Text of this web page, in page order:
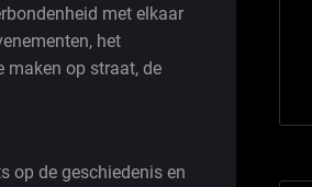
met elkaar
het
maken op straat, de
op de geschiedenis en